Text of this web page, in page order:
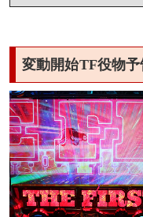
変動開始TF役物予